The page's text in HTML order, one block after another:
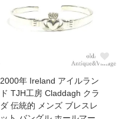
2000年 Ireland アイルラン
ド TJH工房 Claddagh クラ
ダ 伝統的 メンズ ブレスレ